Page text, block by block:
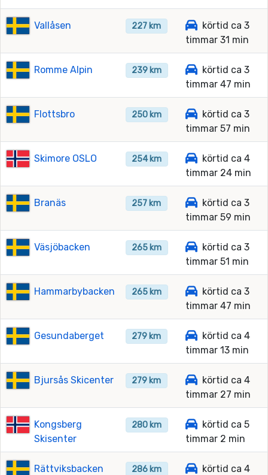
Vallåsen 227 km
körtid ca 3
timmar 31 min
Romme Alpin 239 km
körtid ca 3
timmar 47 min
Flottsbro 250 km
körtid ca 3
timmar 57 min
Skimore OSLO 254 km
körtid ca 4
timmar 24 min
Branäs 257 km
körtid ca 3
timmar 59 min
Väsjöbacken 265 km
körtid ca 3
timmar 51 min
Hammarbybacken 265 km
körtid ca 3
timmar 47 min
Gesundaberget 279 km
körtid ca 4
timmar 13 min
Bjursås Skicenter 279 km
körtid ca 4
timmar 27 min
Kongsberg
Skisenter
280 km
körtid ca 5
timmar 2 min
Rättviksbacken 286 km
körtid ca 4